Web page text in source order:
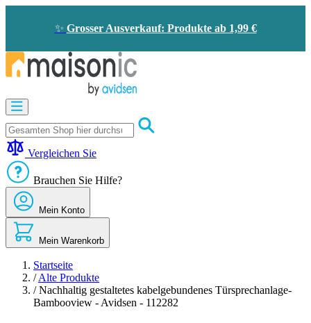
✨ Grosser Ausverkauf: Produkte ab 1,99 €
Bildtelefon
und
Türklingel
-
Energieeinsparung
Sicherheit
Komfort
im
Haus
Angebote
Vergleichen Sie
Brauchen Sie Hilfe?
Mein Konto
Mein Warenkorb
Startseite
/ Alte Produkte
/ Nachhaltig gestaltetes kabelgebundenes Türsprechanlage-
Bambooview - Avidsen - 112282